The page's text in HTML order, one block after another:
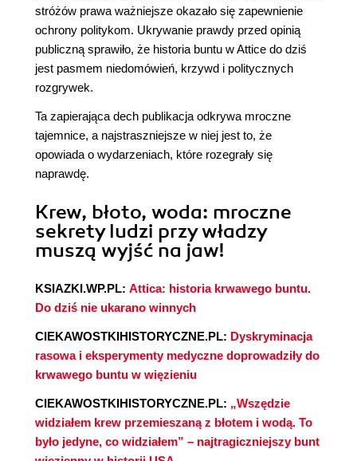
stróżów prawa ważniejsze okazało się zapewnienie
ochrony politykom. Ukrywanie prawdy przed opinią
publiczną sprawiło, że historia buntu w Attice do dziś
jest pasmem niedomówień, krzywd i politycznych
rozgrywek.
Ta zapierająca dech publikacja odkrywa mroczne
tajemnice, a najstraszniejsze w niej jest to, że
opowiada o wydarzeniach, które rozegrały się
naprawdę.
Krew, błoto, woda: mroczne
sekrety ludzi przy władzy
muszą wyjść na jaw!
KSIAZKI.WP.PL: Attica: historia krwawego buntu.
Do dziś nie ukarano winnych
CIEKAWOSTKIHISTORYCZNE.PL: Dyskryminacja
rasowa i eksperymenty medyczne doprowadziły do
krwawego buntu w więzieniu
CIEKAWOSTKIHISTORYCZNE.PL: „Wszędzie
widziałem krew przemieszaną z błotem i wodą. To
było jedyne, co widziałem” – najtragiczniejszy bunt